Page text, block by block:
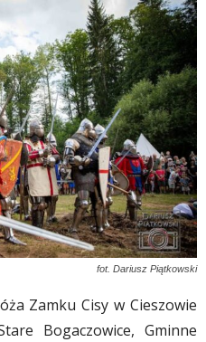
fot. Dariusz Piątkowski
Zamku Cisy w Cieszowie
Bogaczowice, Gminne